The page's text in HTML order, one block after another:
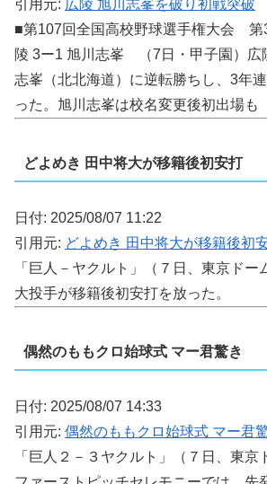
引用元: 広陵 旭川志峯を破り初戦突破
■第107回全国高校野球選手権大会
陵 3ー1 旭川志峯 （7日・甲子園）広
志峯（北北海道）に逆転勝ちし、3年
った。旭川志峯は校名変更後初出場も
どよめき 田中将大が移籍後初安打
日付: 2025/08/07 11:22
引用元: どよめき 田中将大が移籍後初
「巨人－ヤクルト」（７日、東京ド
大投手が移籍後初安打を放った。
偶然のももクロ始球式 マー君驚き
日付: 2025/08/07 14:33
引用元: 偶然のももクロ始球式 マー君
「巨人２－３ヤクルト」（７日、東